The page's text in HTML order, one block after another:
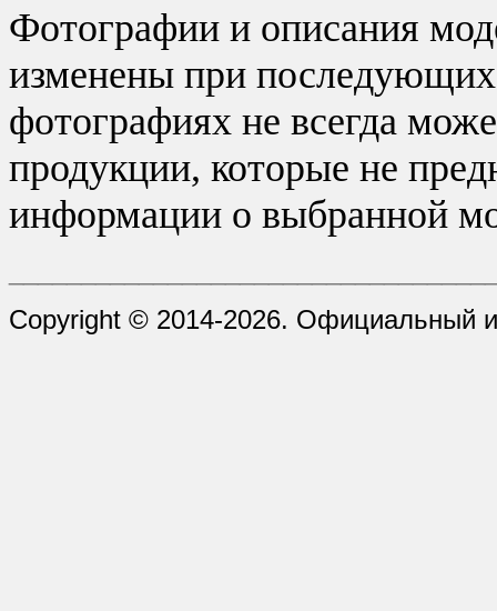
Фотографии и описания
изменены при последующих
фотографиях не всегда
продукции, которые не
информации о выбранной
Copyright © 2014-2026. Официальный